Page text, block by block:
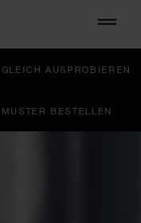
GLEICH AUSPROBIEREN
MUSTER BESTELLEN